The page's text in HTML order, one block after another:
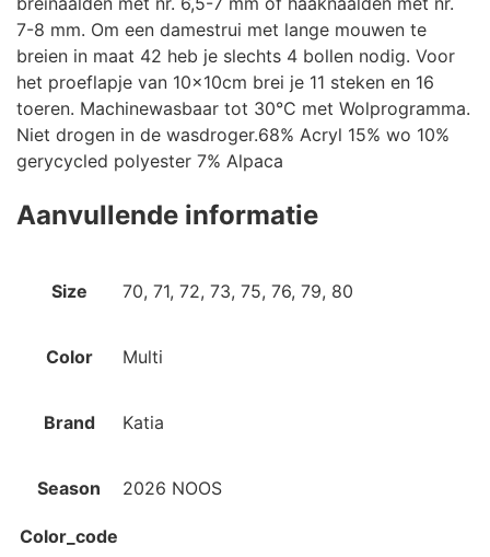
7-8 mm. Om een damestrui met lange mouwen te
breien in maat 42 heb je slechts 4 bollen nodig. Voor
het proeflapje van 10x10cm brei je 11 steken en 16
toeren. Machinewasbaar tot 30°C met Wolprogramma.
Niet drogen in de wasdroger.68% Acryl 15% wo 10%
gerycycled polyester 7% Alpaca
Aanvullende informatie
Size 70, 71, 72, 73, 75, 76, 79, 80
Color Multi
Brand Katia
Season 2026 NOOS
Color_code